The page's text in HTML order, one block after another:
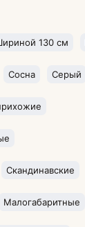
130 см
Сосна Серый
Скандинавские
Малогабаритные